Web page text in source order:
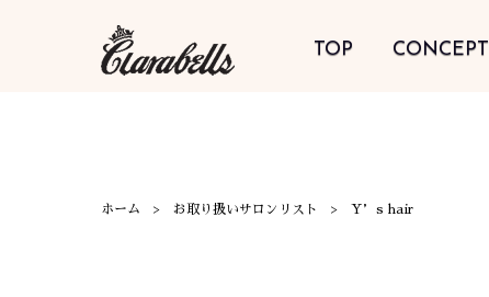
TOP CONCEPT
ホーム お取り扱いサロンリスト Y’s hair